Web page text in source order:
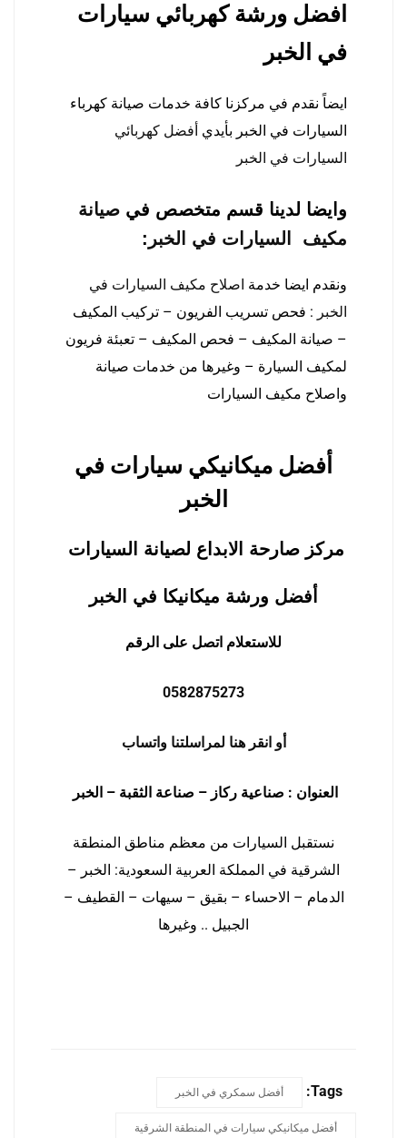
افضل ورشة كهربائي سيارات
في الخبر
ايضاً نقدم في مركزنا كافة خدمات صيانة كهرباء
السيارات في الخبر بأيدي أفضل كهربائي
السيارات في الخبر
وايضا لدينا قسم متخصص في صيانة
مكيف السيارات في الخبر :
ونقدم ايضا خدمة اصلاح مكيف السيارات في
الخبر : فحص تسريب الفريون – تركيب المكيف
– صيانة المكيف – فحص المكيف – تعبئة فريون
لمكيف السيارة – وغيرها من خدمات صيانة
واصلاح مكيف السيارات
أفضل ميكانيكي سيارات في
الخبر
مركز صارحة الابداع لصيانة السيارات
أفضل ورشة ميكانيكا في الخبر
للاستعلام اتصل على الرقم
0582875273
أو انقر هنا لمراسلتنا واتساب
العنوان : صناعية ركاز – صناعة الثقبة – الخبر
نستقبل السيارات من معظم مناطق المنطقة
الشرقية في المملكة العربية السعودية: الخبر –
الدمام – الاحساء – بقيق – سيهات – القطيف –
الجبيل .. وغيرها
Tags: أفضل سمكري في الخبر
أفضل ميكانيكي سيارات في المنطقة الشرقية